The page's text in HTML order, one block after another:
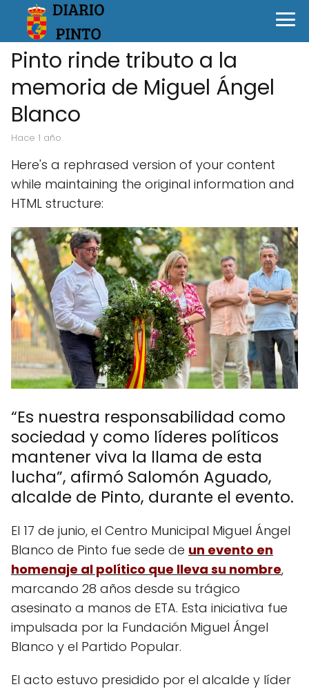
Pinto rinde tributo a la
memoria de Miguel Ángel
Blanco
hace 1 año
Here's a rephrased version of your content
while maintaining the original information and
HTML structure:
“Es nuestra responsabilidad como
sociedad y como líderes políticos
mantener viva la llama de esta
lucha”, afirmó Salomón Aguado,
alcalde de Pinto, durante el evento.
El 17 de junio, el Centro Municipal Miguel Ángel
Blanco de Pinto fue sede de un evento en
homenaje al político que lleva su nombre,
marcando 28 años desde su trágico
asesinato a manos de ETA. Esta iniciativa fue
impulsada por la Fundación Miguel Ángel
Blanco y el Partido Popular.
El acto estuvo presidido por el alcalde y líder